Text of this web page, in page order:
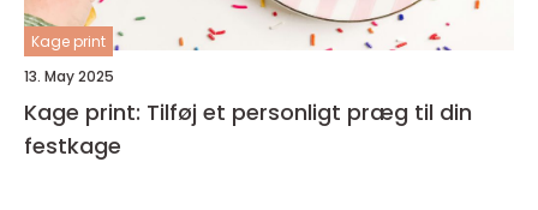
Kage print
13. May 2025
Kage print: Tilføj et personligt præg til din
festkage